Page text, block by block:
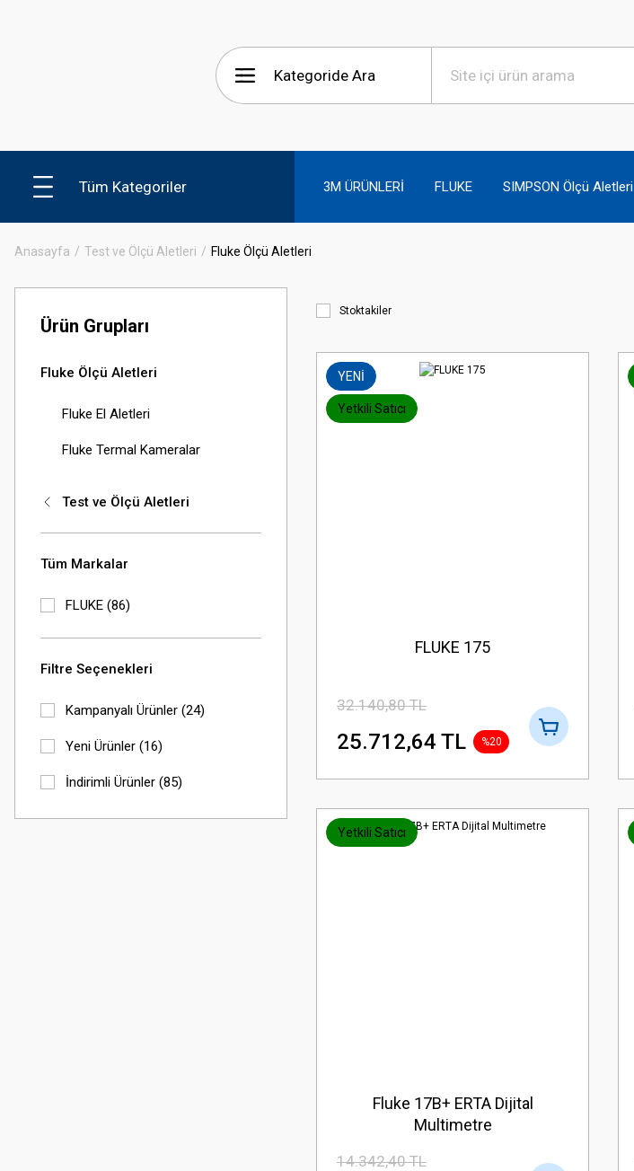
Tüm Kategoriler 3M ÜRÜNLERİ FLUKE SIMPSON Ölçü Aletleri
Anasayfa Test ve Ölçü Aletleri Fluke Ölçü Aletleri
Ürün Grupları
Fluke Ölçü Aletleri
Fluke El Aletleri
Fluke Termal Kameralar
Test ve Ölçü Aletleri
Tüm Markalar
FLUKE (86)
Filtre Seçenekleri
Kampanyalı Ürünler (24)
Yeni Ürünler (16)
İndirimli Ürünler (85)
Stoktakiler
YENİ
Yetkili Satıcı
FLUKE 175
32.140,80 TL
25.712,64 TL %20
Yetkili Satıcı
Fluke 17B+ ERTA Dijital
Multimetre
14.342,40 TL